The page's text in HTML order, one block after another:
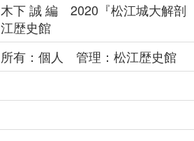
木下 誠 編 2020『松江城大解剖
江歴史館
所有：個人 管理：松江歴史館